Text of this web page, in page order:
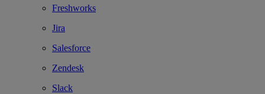
Freshworks
Jira
Salesforce
Zendesk
Slack